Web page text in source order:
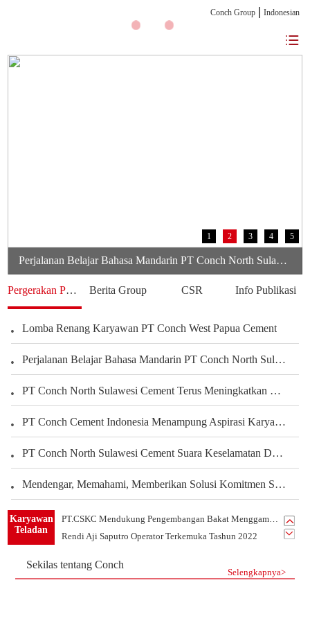
Conch Group Indonesian
Perjalanan Belajar Bahasa Mandarin PT Conch North Sulawesi Cement Berbagi Pengalaman Karyawan Dalam Mengembangkan Kemampuan Bahasa
1 2 3 4 5
Pergerakan Perusahaan Berita Group CSR Info Publikasi
Lomba Renang Karyawan PT Conch West Papua Cement
Perjalanan Belajar Bahasa Mandarin PT Conch North Sulawesi Cement Berbagi Pengalaman Karyawan Dalam Mengembangkan Kemampuan Bahasa
PT Conch North Sulawesi Cement Terus Meningkatkan Kepedulian terhadap Karyawan dan Pengembangan Kegiatan Olahraga serta Seni Untuk Membangun Kekuatan Tim, Menciptakan Perusahaan yang Harmonis
PT Conch Cement Indonesia Menampung Aspirasi Karyawan untuk Meningkatkan Kinerja Perusahaan
PT Conch North Sulawesi Cement Suara Keselamatan Dari Setiap Sudut Tambang Membangun Budaya Keselamatan Melalui Peran Seluruh Karyawan Departemen Tambang
Mendengar, Memahami, Memberikan Solusi Komitmen Semen Conch Mengutamakan Pelanggan
Karyawan
Teladan
PT.Conch South Kalimantan Cement yang Indah Rumahku
PT.CSKC Mendukung Pengembangan Bakat Menggambar Karyawan
Rendi Aji Saputro Operator Terkemuka Tashun 2022
Listrik Tim 1 -Tim Terkemuka Tahun 2021 PT.CSKC
Sekilas tentang Conch
Selengkapnya>